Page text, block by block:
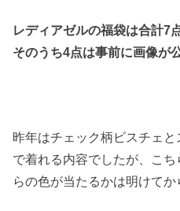
レディアゼルの福袋は合計7
そのうち4点は事前に画像が
昨年はチェック柄ビスチェ
で着れる内容でしたが、こ
らの色が当たるかは明けてか